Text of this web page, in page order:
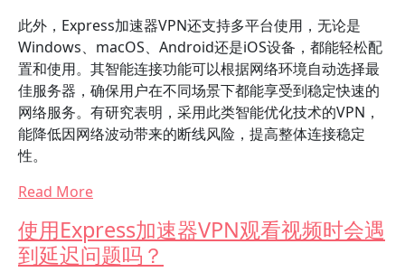
此外，Express加速器VPN还支持多平台使用，无论是
Windows、macOS、Android还是iOS设备，都能轻松配
置和使用。其智能连接功能可以根据网络环境自动选择最
佳服务器，确保用户在不同场景下都能享受到稳定快速的
网络服务。有研究表明，采用此类智能优化技术的VPN，
能降低因网络波动带来的断线风险，提高整体连接稳定
性。
Read More
使用Express加速器VPN观看视频时会遇
到延迟问题吗？